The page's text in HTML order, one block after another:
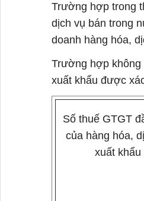
Trường hợp trong
dịch vụ bán trong
doanh hàng hóa,
Trường hợp không
xuất khẩu được
Số thuế GTGT
của hàng hóa,
xuất khẩu